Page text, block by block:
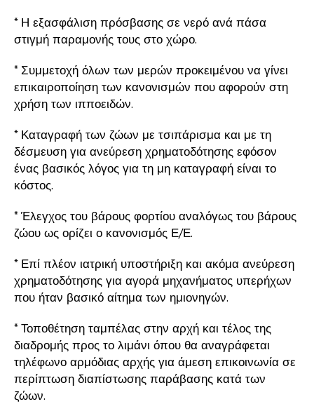
* Η εξασφάλιση πρόσβασης σε νερό ανά πάσα
στιγμή παραμονής τους στο χώρο.
* Συμμετοχή όλων των μερών προκειμένου να γίνει
επικαιροποίηση των κανονισμών που αφορούν στη
χρήση των ιπποειδών.
* Καταγραφή των ζώων με τσιπάρισμα και με τη
δέσμευση για ανεύρεση χρηματοδότησης εφόσον
ένας βασικός λόγος για τη μη καταγραφή είναι το
κόστος.
* Έλεγχος του βάρους φορτίου αναλόγως του βάρους
ζώου ως ορίζει ο κανονισμός Ε/Ε.
* Επί πλέον ιατρική υποστήριξη και ακόμα ανεύρεση
χρηματοδότησης για αγορά μηχανήματος υπερήχων
που ήταν βασικό αίτημα των ημιονηγών.
* Τοποθέτηση ταμπέλας στην αρχή και τέλος της
διαδρομής προς το λιμάνι όπου θα αναγράφεται
τηλέφωνο αρμόδιας αρχής για άμεση επικοινωνία σε
περίπτωση διαπίστωσης παράβασης κατά των
ζώων.